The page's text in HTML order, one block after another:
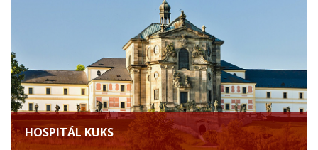
HOSPITÁL KUKS